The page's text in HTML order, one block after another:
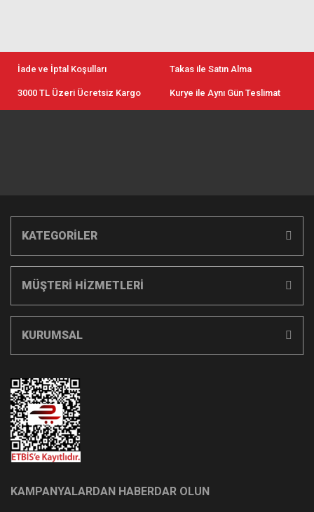
İade ve İptal Koşulları Takas ile Satın Alma
3000 TL Üzeri Ücretsiz Kargo Kurye ile Aynı Gün Teslimat
KATEGORİLER
MÜŞTERİ HİZMETLERİ
KURUMSAL
KAMPANYALARDAN HABERDAR OLUN